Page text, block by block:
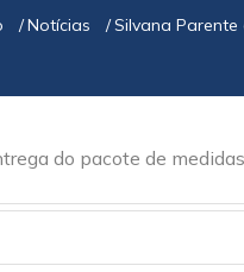
aqui:
Notícias Silvana
do pacote de